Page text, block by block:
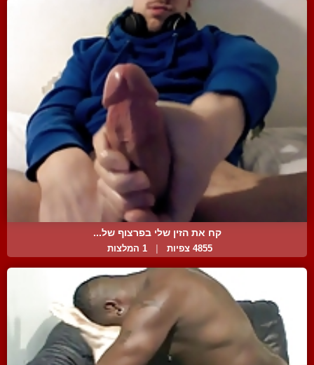
קח את הזין שלי בפרצוף של...
4855 צפיות 1 המלצות